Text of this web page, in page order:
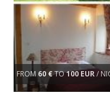
FROM60 €TO100 EUR/